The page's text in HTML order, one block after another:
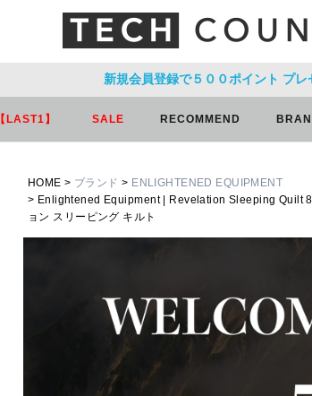
新規会員登録で５００ポイント プレ
【LAST1】 SALE RECOMMEND
HOME ブランド
ENLIGHTENED EQUIPMENT
Enlightened Equipment | Revelation Sleeping Quilt
ョン スリーピング キルト